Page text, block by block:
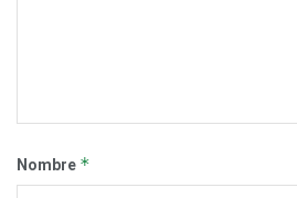
Nombre *